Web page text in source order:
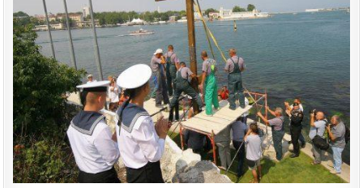
ЧЕСТЬ
ВОИНОВ-
БЕЛОРУСОВ